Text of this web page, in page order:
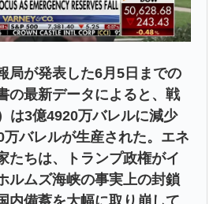
局が発表した6月5日までの
の最新データによると、戦
は3億4920万バレルに減少
万バレルが生産された。エネ
たちは、トランプ政権がイ
ルムズ海峡の事実上の封鎖